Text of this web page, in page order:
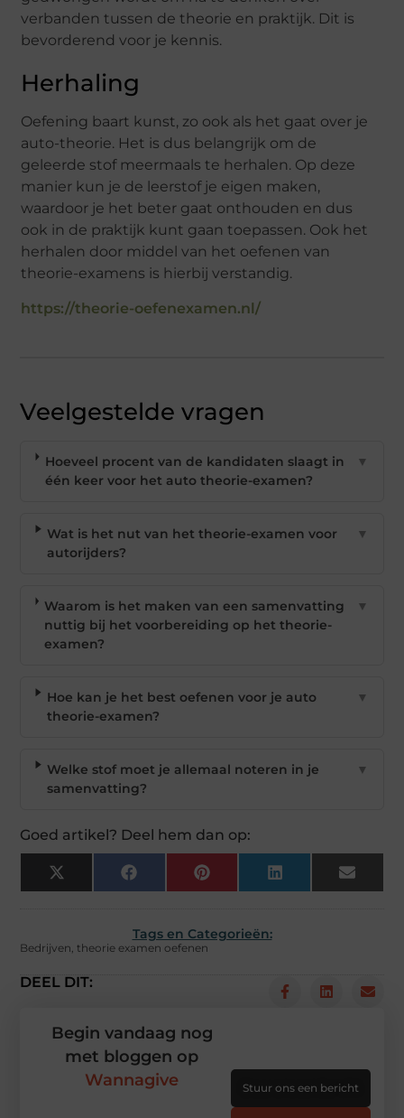
verbanden tussen de theorie en praktijk. Dit is
bevorderend voor je kennis.
Herhaling
Oefening baart kunst, zo ook als het gaat over je
auto-theorie. Het is dus belangrijk om de
geleerde stof meermaals te herhalen. Op deze
manier kun je de leerstof je eigen maken,
waardoor je het beter gaat onthouden en dus
ook in de praktijk kunt gaan toepassen. Ook het
herhalen door middel van het oefenen van
theorie-examens is hierbij verstandig.
https://theorie-oefenexamen.nl/
Veelgestelde vragen
Hoeveel procent van de kandidaten slaagt in
één keer voor het auto theorie-examen?
▼
Wat is het nut van het theorie-examen voor
autorijders?
▼
Waarom is het maken van een samenvatting
nuttig bij het voorbereiding op het theorie-
examen?
▼
Hoe kan je het best oefenen voor je auto
theorie-examen?
▼
Welke stof moet je allemaal noteren in je
samenvatting?
▼
Goed artikel? Deel hem dan op:
X
(Twitter)
Facebook Pinterest LinkedIn Email
Tags en Categorieën:
Bedrijven, theorie examen oefenen
DEEL DIT:
Begin vandaag nog
met bloggen op
Wannagive
Stuur ons een bericht